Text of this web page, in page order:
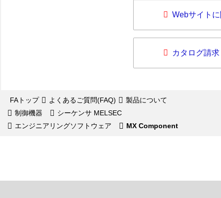
Webサイト
カタログ請求
FAトップ よくあるご質問(FAQ)
製品について
制御機器
シーケンサ MELSEC
エンジニアリングソフトウェア
MX Component